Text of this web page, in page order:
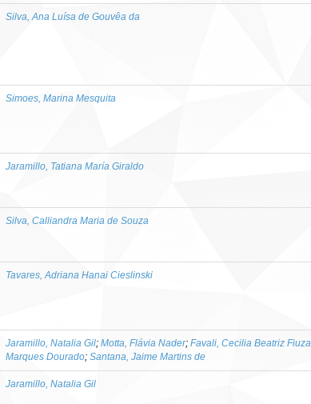
Silva, Ana Luísa de Gouvêa da
Simoes, Marina Mesquita
Jaramillo, Tatiana María Giraldo
Silva, Calliandra Maria de Souza
Tavares, Adriana Hanai Cieslinski
Jaramillo, Natalia Gil; Motta, Flávia Nader; Favali, Cecilia Beatriz Fiuza
Marques Dourado; Santana, Jaime Martins de
Jaramillo, Natalia Gil